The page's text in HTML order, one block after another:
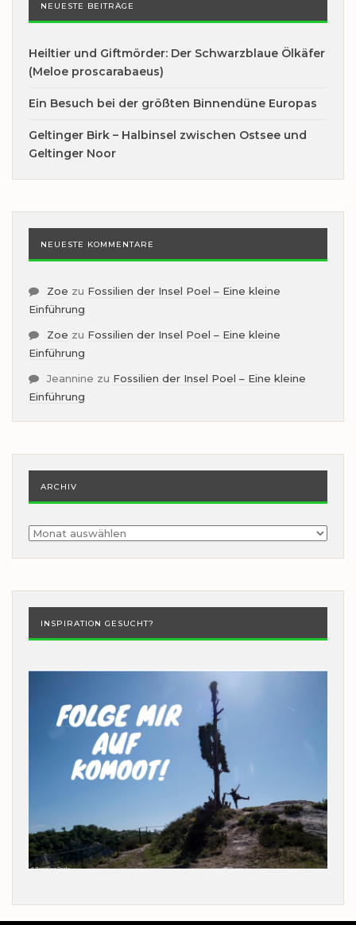
NEUESTE BEITRÄGE
Heiltier und Giftmörder: Der Schwarzblaue Ölkäfer
(Meloe proscarabaeus)
Ein Besuch bei der größten Binnendüne Europas
Geltinger Birk – Halbinsel zwischen Ostsee und
Geltinger Noor
NEUESTE KOMMENTARE
Zoe zu Fossilien der Insel Poel – Eine kleine
Einführung
Zoe zu Fossilien der Insel Poel – Eine kleine
Einführung
Jeannine zu Fossilien der Insel Poel – Eine kleine
Einführung
ARCHIV
Archiv
INSPIRATION GESUCHT?